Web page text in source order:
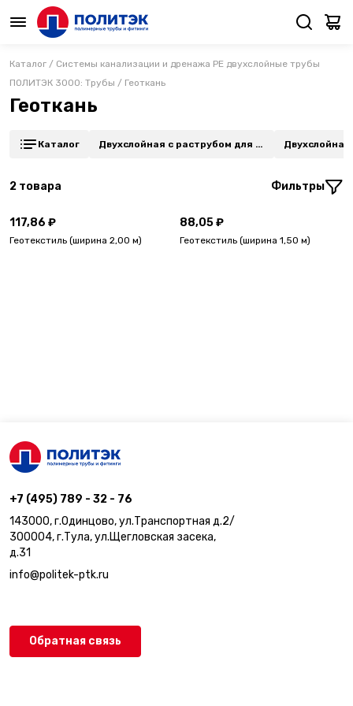
Каталог / Системы канализации и дренажа PE двухслойные трубы
ПОЛИТЭК 3000: Трубы / Геоткань
Геоткань
Каталог
Двухслойная с раструбом для н
2 товара Фильтры
117,86 ₽
Геотекстиль (ширина 2,00 м)
88,05 ₽
Геотекстиль (ширина 1,50 м)
+7 (495) 789 - 32 - 76
143000, г.Одинцово, ул.Транспортная д.2/
300004, г.Тула, ул.Щегловская засека,
д.31
info@politek-ptk.ru
Обратная связь